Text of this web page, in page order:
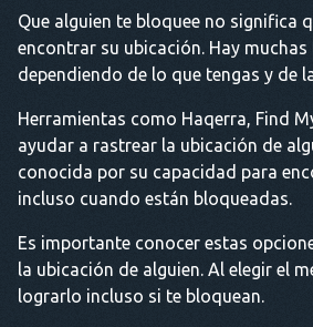
Que alguien te bloquee no significa
encontrar su ubicación. Hay
dependiendo de lo que tengas y de
Herramientas como Haqerra, Find
ayudar a rastrear la ubicación de
conocida por su capacidad para
incluso cuando están bloqueadas.
Es importante conocer estas
la ubicación de alguien. Al elegir el
lograrlo incluso si te bloquean.